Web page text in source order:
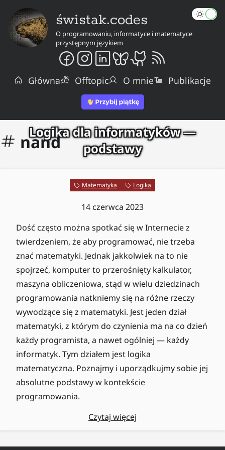
świstak.codes
O programowaniu, informatyce i matematyce
przystępnym językiem
Główna Offtopic O mnie Publikacje
nand
Logika dla informatyków —
podstawy
Matematyka Logika
14 czerwca 2023
Dość często można spotkać się w Internecie z
twierdzeniem, że aby programować, nie trzeba
znać matematyki. Jednak jakkolwiek na to nie
spojrzeć, komputer to przerośnięty kalkulator,
maszyna obliczeniowa, stąd w wielu dziedzinach
programowania natkniemy się na różne rzeczy
wywodzące się z matematyki. Jest jeden dział
matematyki, z którym do czynienia ma na co dzień
każdy programista, a nawet ogólniej — każdy
informatyk. Tym działem jest logika
matematyczna. Poznajmy i uporządkujmy sobie jej
absolutne podstawy w kontekście
programowania.
Czytaj więcej